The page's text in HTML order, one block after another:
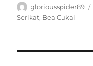
Author
gloriousspider89
Serikat, Bea Cukai